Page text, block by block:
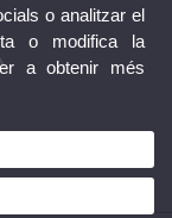
o analitzar el
o modifica la
a obtenir més